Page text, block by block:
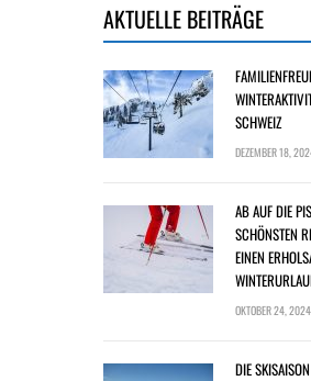
AKTUELLE BEITRÄGE
SCHWEIZ
DEZEMBER 18,
AB AUF DIE
SCHÖNSTEN
EINEN
OKTOBER 24, 2024
DIE